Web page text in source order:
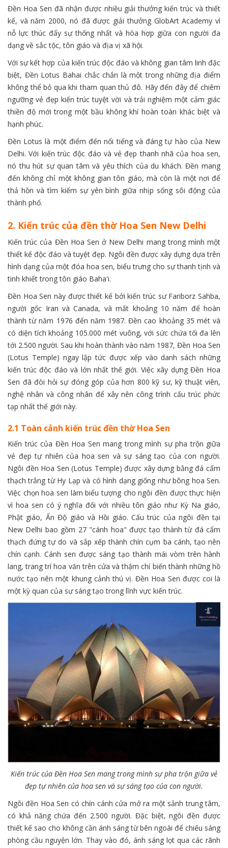
Đền Hoa Sen đã nhận được nhiều giải thưởng kiến trúc và thiết
kế, và năm 2000, nó đã được giải thưởng GlobArt Academy vì
nỗ lực thúc đẩy sự thống nhất và hòa hợp giữa con người đa
dạng về sắc tộc, tôn giáo và địa vị xã hội.
Với sự kết hợp của kiến trúc độc đáo và không gian tâm linh đặc
biệt, Đền Lotus Bahai chắc chắn là một trong những địa điểm
không thể bỏ qua khi tham quan thủ đô. Hãy đến đây để chiêm
ngưỡng vẻ đẹp kiến trúc tuyệt vời và trải nghiệm một cảm giác
thiền độ mới trong một bầu không khí hoàn toàn khác biệt và
hạnh phúc.
Đền Lotus là một điểm đến nổi tiếng và đáng tự hào của New
Delhi. Với kiến trúc độc đáo và vẻ đẹp thanh nhã của hoa sen,
nó thu hút sự quan tâm và yêu thích của du khách. Đền mang
đến không chỉ một không gian tôn giáo, mà còn là một nơi để
thả hồn và tìm kiếm sự yên bình giữa nhịp sống sôi động của
thành phố.
2. Kiến trúc của đền thờ Hoa Sen New Delhi
Kiến trúc của Đền Hoa Sen ở New Delhi mang trong mình một
thiết kế độc đáo và tuyệt đẹp. Ngôi đền được xây dựng dựa trên
hình dạng của một đóa hoa sen, biểu trưng cho sự thanh tịnh và
tinh khiết trong tôn giáo Baha'i.
Đền Hoa Sen này được thiết kế bởi kiến trúc sư Fariborz Sahba,
người gốc Iran và Canada, và mất khoảng 10 năm để hoàn
thành từ năm 1976 đến năm 1987. Đền cao khoảng 35 mét và
có diện tích khoảng 105.000 mét vuông, với sức chứa tối đa lên
tới 2.500 người. Sau khi hoàn thành vào năm 1987, Đền Hoa Sen
(Lotus Temple) ngay lập tức được xếp vào danh sách những
kiến trúc độc đáo và lớn nhất thế giới. Việc xây dựng Đền Hoa
Sen đã đòi hỏi sự đóng góp của hơn 800 kỹ sư, kỹ thuật viên,
nghệ nhân và công nhân để xây nên công trình cấu trúc phức
tạp nhất thế giới này.
2.1 Toàn cảnh kiến trúc đền thờ Hoa Sen
Kiến trúc của Đền Hoa Sen mang trong mình sự pha trộn giữa
vẻ đẹp tự nhiên của hoa sen và sự sáng tạo của con người.
Ngôi đền Hoa Sen (Lotus Temple) được xây dựng bằng đá cẩm
thạch trắng từ Hy Lạp và có hình dạng giống như bông hoa Sen.
Việc chọn hoa sen làm biểu tượng cho ngôi đền được thực hiện
vì hoa sen có ý nghĩa đối với nhiều tôn giáo như Kỳ Na giáo,
Phật giáo, Ấn Độ giáo và Hồi giáo. Cấu trúc của ngôi đền tại
New Delhi bao gồm 27 "cánh hoa" được tạo thành từ đá cẩm
thạch đứng tự do và sắp xếp thành chín cụm ba cánh, tạo nên
chín cạnh. Cánh sen được sáng tạo thành mái vòm trên hành
lang, trang trí hoa văn trên cửa và thậm chí biến thành những hồ
nước tạo nên một khung cảnh thú vị. Đền Hoa Sen được coi là
một kỳ quan của sự sáng tạo trong lĩnh vực kiến trúc.
Kiến trúc của Đền Hoa Sen mang trong mình sự pha trộn giữa vẻ
đẹp tự nhiên của hoa sen và sự sáng tạo của con người.
Ngôi đền Hoa Sen có chín cánh cửa mở ra một sảnh trung tâm,
có khả năng chứa đến 2.500 người. Đặc biệt, ngôi đền được
thiết kế sao cho không cần ánh sáng từ bên ngoài để chiếu sáng
phòng cầu nguyện lớn. Thay vào đó, ánh sáng lọt qua các rãnh